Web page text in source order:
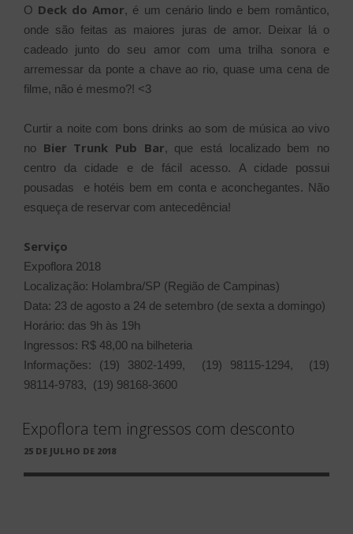
O Deck do Amor, é um cenário lindo e bem romântico,
onde são feitas as maiores juras de amor. Deixar lá o
cadeado junto do seu amor com uma trilha sonora e
arremessar da ponte a chave ao rio, quase uma cena de
filme, não é mesmo?! <3
Curtir a noite com bons drinks ao som de música ao vivo
no Bier Trunk Pub Bar, que está localizado bem no
centro da cidade e de fácil acesso. A cidade possui
pousadas e hotéis bem em conta e aconchegantes. Não
esqueça de reservar com antecedência!
Serviço
Expoflora 2018
Localização: Holambra/SP (Região de Campinas)
Data: 23 de agosto a 24 de setembro (de sexta a domingo)
Horário: das 9h às 19h
Ingressos: R$ 48,00 na bilheteria
Informações: (19) 3802-1499, (19) 98115-1294, (19)
98114-9783, (19) 98168-3600
Expoflora tem ingressos com desconto
PUBLICADO
25 DE JULHO DE 2018